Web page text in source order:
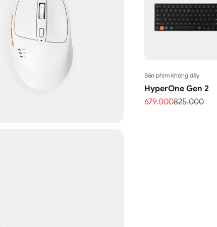
Bàn phím không dây
HyperOne Gen 2
Giá bán
679.000Giá thông
825.000